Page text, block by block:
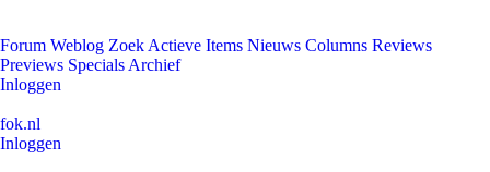
Forum Weblog Zoek Actieve Items Nieuws Columns Reviews
Previews Specials Archief
Inloggen
fok.nl
Inloggen